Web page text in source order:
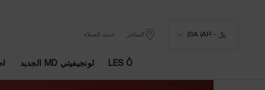
﷼ - SA (AR) المتاجر خدمة العملاء
LES Ô لونجيفيتي MD الجديد